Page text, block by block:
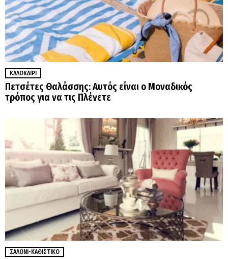
ΚΑΛΟΚΑΊΡΙ
Πετσέτες Θαλάσσης: Αυτός είναι ο Μοναδικός
τρόπος για να τις Πλένετε
ΣΑΛΌΝΙ-ΚΑΘΙΣΤΙΚΌ